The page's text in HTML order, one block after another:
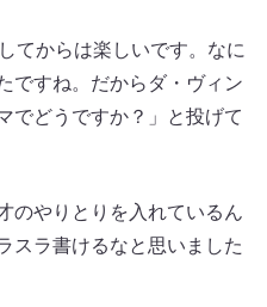
てからは楽しいです。なに
ですね。だからダ・ヴィン
でどうですか？」と投げて
のやりとりを入れているん
スラ書けるなと思いました